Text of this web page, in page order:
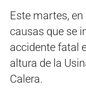
Este martes,
causas que se
accidente fatal
altura de la
Calera.